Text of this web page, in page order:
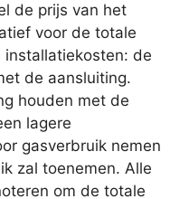
de prijs van het
voor de totale
installatiekosten: de
de aansluiting.
houden met de
lagere
gasverbruik nemen
zal toenemen. Alle
om de totale